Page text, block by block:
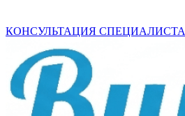
КОНСУЛЬТАЦИЯ СПЕЦИАЛИСТА